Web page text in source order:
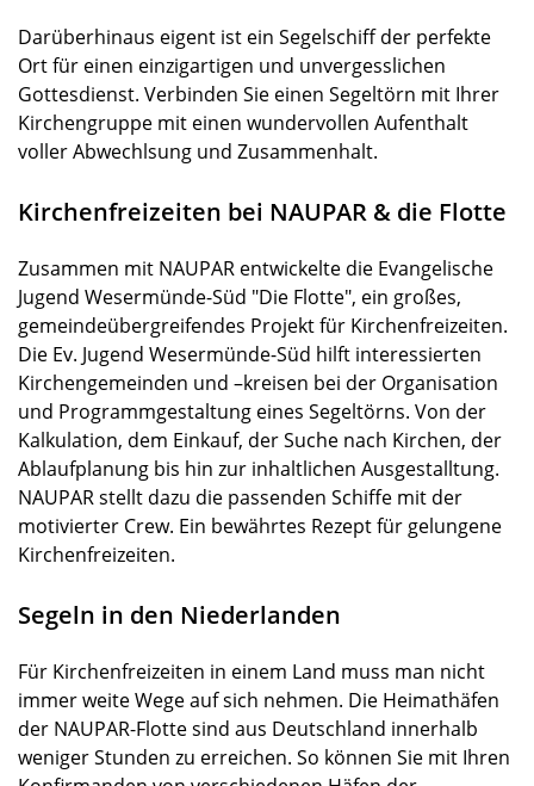
Darüberhinaus eigent ist ein Segelschiff der perfekte
Ort für einen einzigartigen und unvergesslichen
Gottesdienst. Verbinden Sie einen Segeltörn mit Ihrer
Kirchengruppe mit einen wundervollen Aufenthalt
voller Abwechlsung und Zusammenhalt.
Kirchenfreizeiten bei NAUPAR & die Flotte
Zusammen mit NAUPAR entwickelte die Evangelische
Jugend Wesermünde-Süd "Die Flotte", ein großes,
gemeindeübergreifendes Projekt für Kirchenfreizeiten.
Die Ev. Jugend Wesermünde-Süd hilft interessierten
Kirchengemeinden und –kreisen bei der Organisation
und Programmgestaltung eines Segeltörns. Von der
Kalkulation, dem Einkauf, der Suche nach Kirchen, der
Ablaufplanung bis hin zur inhaltlichen Ausgestalltung.
NAUPAR stellt dazu die passenden Schiffe mit der
motivierter Crew. Ein bewährtes Rezept für gelungene
Kirchenfreizeiten.
Segeln in den Niederlanden
Für Kirchenfreizeiten in einem Land muss man nicht
immer weite Wege auf sich nehmen. Die Heimathäfen
der NAUPAR-Flotte sind aus Deutschland innerhalb
weniger Stunden zu erreichen. So können Sie mit Ihren